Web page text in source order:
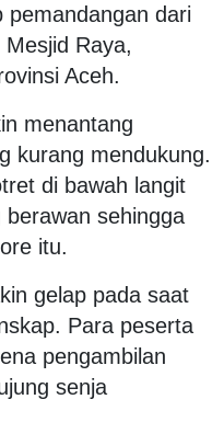
pemandangan dari
Raya,
Aceh.
menantang
kurang mendukung.
di bawah langit
sehingga
itu.
gelap pada saat
Para peserta
pengambilan
senja